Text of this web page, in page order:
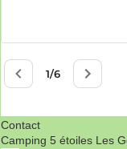
Contact
Camping 5 étoiles Les